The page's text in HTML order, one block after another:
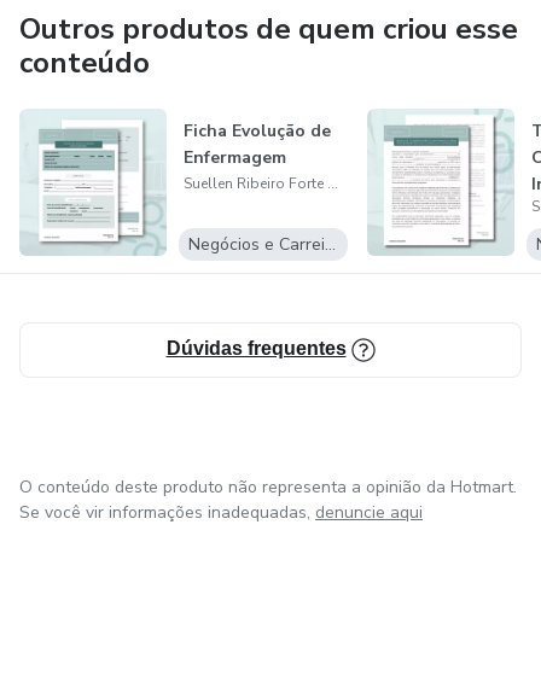
✅ Padronize seus atendimentos
✅ Demonstre profissionalismo
✅ Garanta mais segurança nos registros
Comece agora a transformar a forma como você organiza
suas informações com um material que agrega valor e
confiança ao seu trabalho!
Outros produtos de quem criou esse
conteúdo
Ficha Evolução de
Enfermagem
Suellen Ribeiro Forte Neiva
Negócios e Carreira
Dúvidas frequentes
O conteúdo deste produto não representa a opinião da Hotmart.
Se você vir informações inadequadas, denuncie aqui